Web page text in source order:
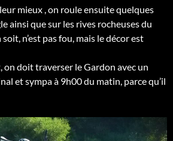
mieux , on roule ensuite quelques
ainsi que sur les rives rocheuses du
n’est pas fou, mais le décor est
on doit traverser le Gardon avec un
et sympa à 9h00 du matin, parce qu’il